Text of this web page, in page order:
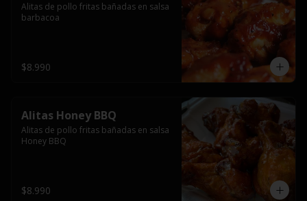
Alitas de pollo fritas bañadas en salsa
barbacoa
$8.990
Alitas Honey BBQ
Alitas de pollo fritas bañadas en salsa
Honey BBQ
$8.990